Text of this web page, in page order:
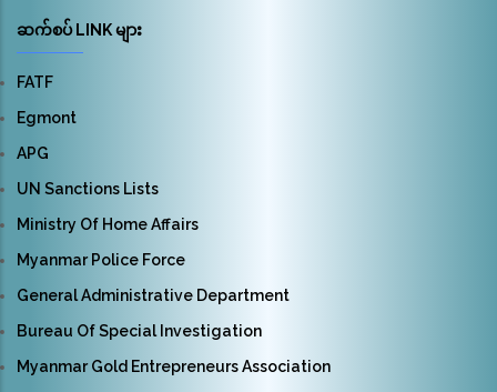
ဆက်စပ် LINK များ
FATF
Egmont
APG
UN Sanctions Lists
Ministry Of Home Affairs
Myanmar Police Force
General Administrative Department
Bureau Of Special Investigation
Myanmar Gold Entrepreneurs Association